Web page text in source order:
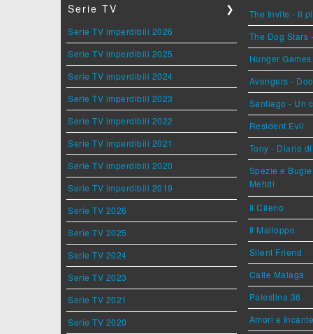
Serie TV ❯
Serie TV imperdibili 2026
Serie TV imperdibili 2025
Serie TV imperdibili 2024
Serie TV imperdibili 2023
Serie TV imperdibili 2022
Serie TV imperdibili 2021
Serie TV imperdibili 2020
Serie TV imperdibili 2019
Serie TV 2026
Serie TV 2025
Serie TV 2024
Serie TV 2023
Serie TV 2021
Serie TV 2020
The Invite - Il
The Dog Stars
Hunger
Avengers -
Santiago - Un
Resident Evil
Tony - Diario
Spezie e
Mehdi
Il Cileno
Il Malloppo
Silent Friend
Calle Malaga
Palestina 36
Amori e